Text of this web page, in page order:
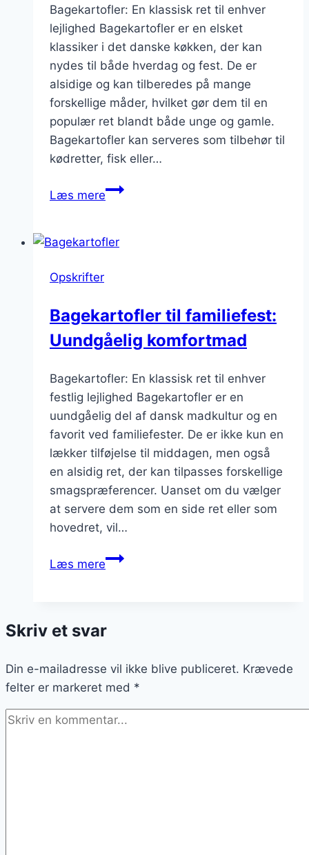
Bagekartofler: En klassisk ret til enhver
lejlighed Bagekartofler er en elsket
klassiker i det danske køkken, der kan
nydes til både hverdag og fest. De er
alsidige og kan tilberedes på mange
forskellige måder, hvilket gør dem til en
populær ret blandt både unge og gamle.
Bagekartofler kan serveres som tilbehør til
kødretter, fisk eller…
Læs mereBagekartofler
med
Opskrifter
Bagekartofler til familiefest:
Uundgåelig komfortmad
Bagekartofler: En klassisk ret til enhver
festlig lejlighed Bagekartofler er en
uundgåelig del af dansk madkultur og en
favorit ved familiefester. De er ikke kun en
lækker tilføjelse til middagen, men også
en alsidig ret, der kan tilpasses forskellige
smagspræferencer. Uanset om du vælger
at servere dem som en side ret eller som
hovedret, vil…
Læs mereBagekartofler
komfortmad
Skriv et svar
Din e-mailadresse vil ikke blive publiceret. Krævede
felter er markeret med *